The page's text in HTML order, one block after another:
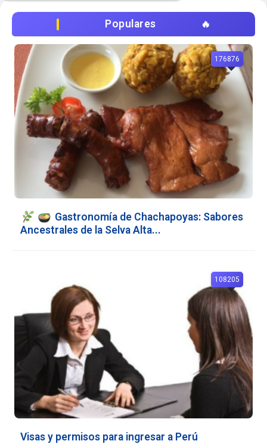
Populares
Gastronomía de Chachapoyas: Sabores
Ancestrales de la Selva Alta...
176876
Visas y permisos para ingresar a Perú
108205